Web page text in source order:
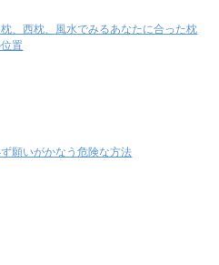
、西枕、風水でみるあなたに合った枕
置
願いがかなう危険な方法